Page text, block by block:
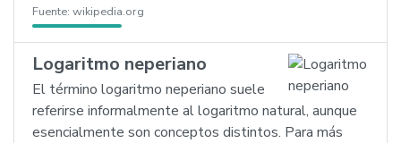
Fuente: wikipedia.org
Logaritmo neperiano
El término logaritmo neperiano suele
referirse informalmente al logaritmo natural, aunque
esencialmente son conceptos distintos. Para más